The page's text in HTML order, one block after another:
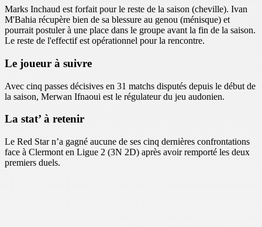
Marks Inchaud est forfait pour le reste de la saison (cheville). Ivan
M'Bahia récupère bien de sa blessure au genou (ménisque) et
pourrait postuler à une place dans le groupe avant la fin de la saison.
Le reste de l'effectif est opérationnel pour la rencontre.
Le joueur à suivre
Avec cinq passes décisives en 31 matchs disputés depuis le début de
la saison, Merwan Ifnaoui est le régulateur du jeu audonien.
La stat’ à retenir
Le Red Star n’a gagné aucune de ses cinq dernières confrontations
face à Clermont en Ligue 2 (3N 2D) après avoir remporté les deux
premiers duels.